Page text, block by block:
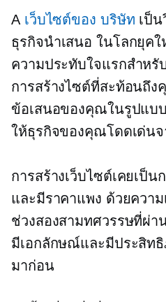
A เว็บไซต์ของ บริษัท เป็
ธุรกิจนำเสนอ ในโลกยุค
ความประทับใจแรกสำหรั
การสร้างไซต์ที่สะท้อนถึ
ข้อเสนอของคุณในรูปแบ
ให้ธุรกิจของคุณโดดเด่น
การสร้างเว็บไซต์เคยเป็
และมีราคาแพง ด้วยควา
ช่วงสองสามทศวรรษที่ผ่า
มีเอกลักษณ์และมีประสิทธิ
มาก่อน